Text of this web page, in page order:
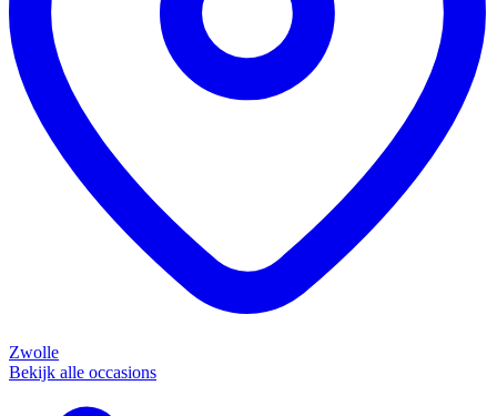
Zwolle
Bekijk alle occasions